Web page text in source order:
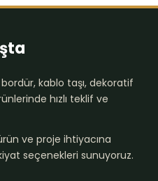
kablo taşı, dekoratif
hızlı teklif ve
ve proje ihtiyacına
seçenekleri sunuyoruz.